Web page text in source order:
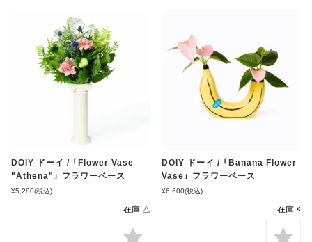
DOIY ドーイ / 「Flower Vase
"Athena"」 フラワーベース
¥5,280(税込)
在庫 △
DOIY ドーイ / 「Banana Flower
Vase」 フラワーベース
¥6,600(税込)
在庫 ×